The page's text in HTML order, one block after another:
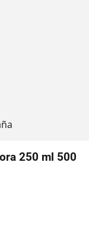
250 ml 500